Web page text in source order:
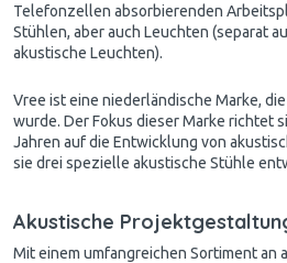
Telefonzellen absorbierenden
Stühlen, aber auch Leuchten (separat
akustische Leuchten).
Vree ist eine niederländische Marke,
wurde. Der Fokus dieser Marke richtet
Jahren auf die Entwicklung von
sie drei spezielle akustische Stühle
Akustische
Mit einem umfangreichen Sortiment an